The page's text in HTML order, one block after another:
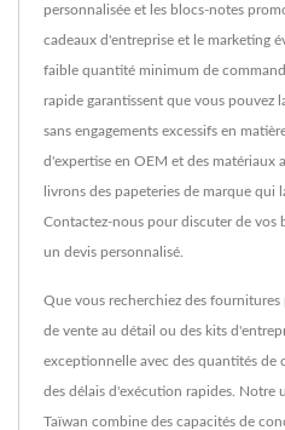
personnalisée et les blocs-notes
cadeaux d'entreprise et le marketing
faible quantité minimum de
rapide garantissent que vous pouvez
sans engagements excessifs en
d'expertise en OEM et des matériaux
livrons des papeteries de marque qui
Contactez-nous pour discuter de vos
un devis personnalisé.
Que vous recherchiez des
de vente au détail ou des kits
exceptionnelle avec des quantités de
des délais d'exécution rapides. Notre
Taïwan combine des capacités de